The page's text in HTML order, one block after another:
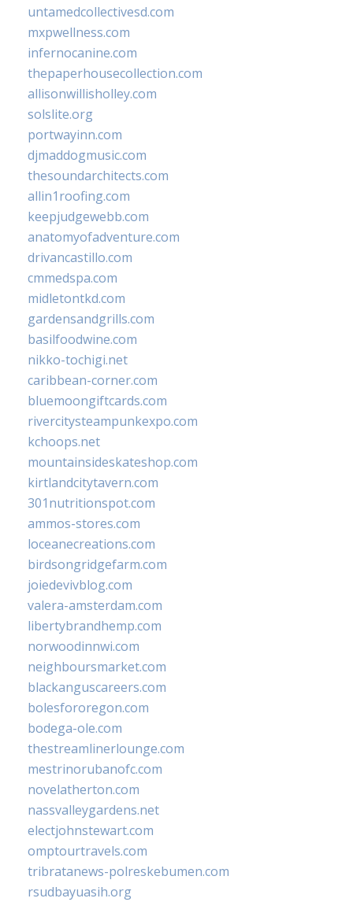
untamedcollectivesd.com
mxpwellness.com
infernocanine.com
thepaperhousecollection.com
allisonwillisholley.com
solslite.org
portwayinn.com
djmaddogmusic.com
thesoundarchitects.com
allin1roofing.com
keepjudgewebb.com
anatomyofadventure.com
drivancastillo.com
cmmedspa.com
midletontkd.com
gardensandgrills.com
basilfoodwine.com
nikko-tochigi.net
caribbean-corner.com
bluemoongiftcards.com
rivercitysteampunkexpo.com
kchoops.net
mountainsideskateshop.com
kirtlandcitytavern.com
301nutritionspot.com
ammos-stores.com
loceanecreations.com
birdsongridgefarm.com
joiedevivblog.com
valera-amsterdam.com
libertybrandhemp.com
norwoodinnwi.com
neighboursmarket.com
blackanguscareers.com
bolesfororegon.com
bodega-ole.com
thestreamlinerlounge.com
mestrinorubanofc.com
novelatherton.com
nassvalleygardens.net
electjohnstewart.com
omptourtravels.com
tribratanews-polreskebumen.com
rsudbayuasih.org